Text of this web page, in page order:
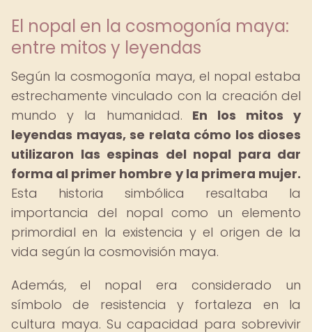
El nopal en la cosmogonía maya:
entre mitos y leyendas
Según la cosmogonía maya, el nopal estaba
estrechamente vinculado con la creación del
mundo y la humanidad. En los mitos y
leyendas mayas, se relata cómo los dioses
utilizaron las espinas del nopal para dar
forma al primer hombre y la primera mujer.
Esta historia simbólica resaltaba la
importancia del nopal como un elemento
primordial en la existencia y el origen de la
vida según la cosmovisión maya.
Además, el nopal era considerado un
símbolo de resistencia y fortaleza en la
cultura maya. Su capacidad para sobrevivir